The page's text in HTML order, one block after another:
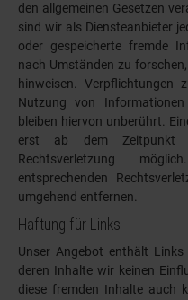
den allgemeinen Gesetzen
sind wir als Diensteanbieter
oder gespeicherte fremde
nach Umständen zu
hinweisen. Verpflichtungen
Nutzung von
bleiben hiervon unberührt.
erst ab dem Zeitpunkt
Rechtsverletzung
entsprechenden
umgehend entfernen.
Haftung für Links
Unser Angebot enthält
deren Inhalte wir keinen
diese fremden Inhalte auch